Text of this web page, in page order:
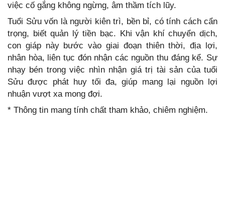
việc cố gắng không ngừng, âm thầm tích lũy.
Tuổi Sửu vốn là người kiên trì, bền bỉ, có tính cách cẩn
trọng, biết quản lý tiền bạc. Khi vận khí chuyển dịch,
con giáp này bước vào giai đoạn thiên thời, địa lợi,
nhân hòa, liên tục đón nhận các nguồn thu đáng kể. Sự
nhạy bén trong việc nhìn nhận giá trị tài sản của tuổi
Sửu được phát huy tối đa, giúp mang lại nguồn lợi
nhuận vượt xa mong đợi.
* Thông tin mang tính chất tham khảo, chiêm nghiệm.